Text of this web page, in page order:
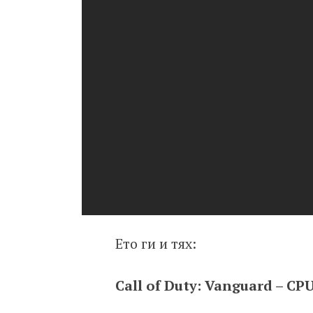
Ето ги и тях:
Call of Duty: Vanguard –